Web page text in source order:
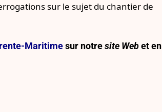
sur le sujet du chantier de
Maritimesur notresite Webet en